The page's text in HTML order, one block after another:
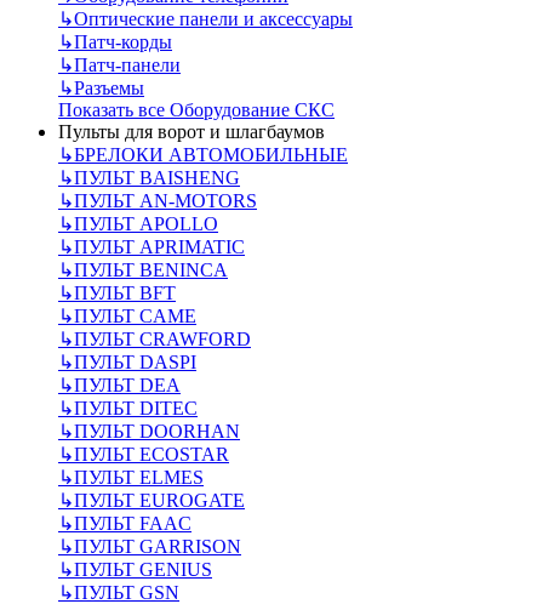
↳Оптические панели и аксессуары
↳Патч-корды
↳Патч-панели
↳Разъемы
Показать все Оборудование СКС
Пульты для ворот и шлагбаумов
↳БРЕЛОКИ АВТОМОБИЛЬНЫЕ
↳ПУЛЬТ BAISHENG
↳ПУЛЬТ AN-MOTORS
↳ПУЛЬТ APOLLO
↳ПУЛЬТ APRIMATIC
↳ПУЛЬТ BENINCA
↳ПУЛЬТ BFT
↳ПУЛЬТ CAME
↳ПУЛЬТ CRAWFORD
↳ПУЛЬТ DASPI
↳ПУЛЬТ DEA
↳ПУЛЬТ DITEC
↳ПУЛЬТ DOORHAN
↳ПУЛЬТ ECOSTAR
↳ПУЛЬТ ELMES
↳ПУЛЬТ EUROGATE
↳ПУЛЬТ FAAC
↳ПУЛЬТ GARRISON
↳ПУЛЬТ GENIUS
↳ПУЛЬТ GSN